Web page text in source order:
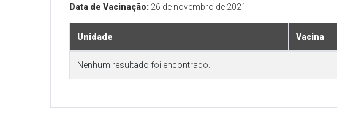
Data de Vacinação: 26 de novembro de 2021
Unidade Vacina
Nenhum resultado foi encontrado.